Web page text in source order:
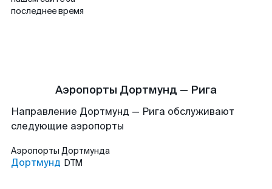
последнее время
Аэропорты Дортмунд — Рига
Направление Дортмунд — Рига обслуживают
следующие аэропорты
Аэропорты Дортмунда
Дортмунд DTM